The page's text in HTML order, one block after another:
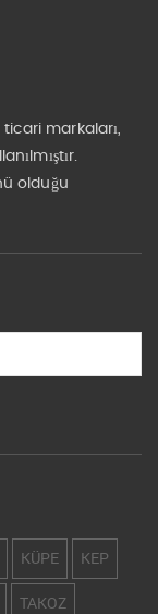
markaları,
olduğu
KÜPE KEP
TAKOZ